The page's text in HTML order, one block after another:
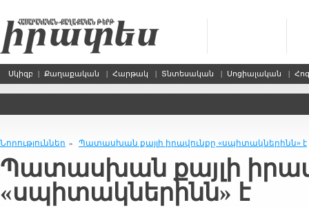
Սկիզբ | Քաղաքական | Հարթակ | Տնտեսական | Սոցիալական |
Նորություններ » Պատասխան քայլի իրավունքը «սպիտակներինն» է
Պատասխան քայլի
«սպիտակներինն» է